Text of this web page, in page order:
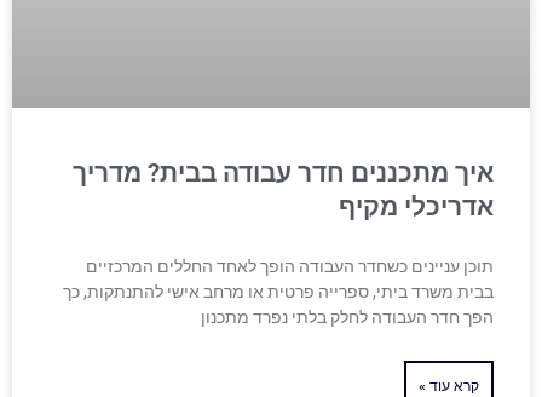
איך מתכננים חדר עבודה בבית? מדריך
אדריכלי מקיף
תוכן עניינים כשחדר העבודה הופך לאחד החללים המרכזיים
בבית משרד ביתי, ספרייה פרטית או מרחב אישי להתנתקות, כך
הפך חדר העבודה לחלק בלתי נפרד מתכנון
קרא עוד »